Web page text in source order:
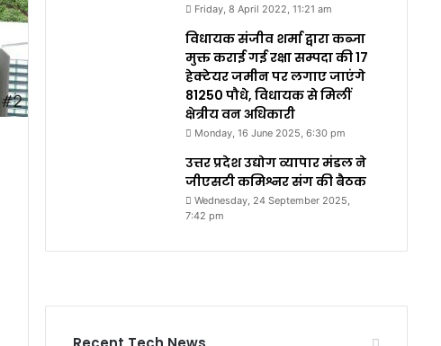
Friday, 8 April 2022, 11:21 am
विधायक संजीव शर्मा द्वारा कब्जा
मुक्त कराई गई रक्षा सम्पदा की 17
हेक्टेयर जमीन पर लगाए जाएंगे
81250 पौधे, विधायक से मिलीं
क्षेत्रीय वन अधिकारी
Monday, 16 June 2025, 6:30 pm
उत्तर प्रदेश उद्योग व्यापार मंडल ने
जीएसटी कमिश्नर संग की बैठक
Wednesday, 24 September 2025,
7:42 pm